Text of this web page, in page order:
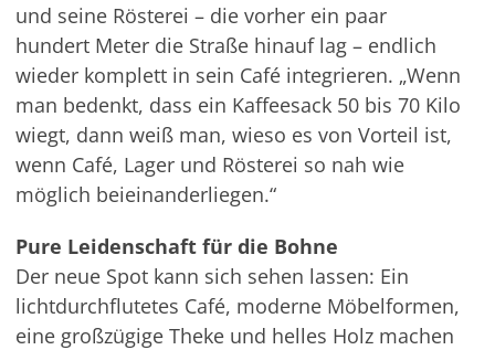
und seine Rösterei – die vorher ein paar
hundert Meter die Straße hinauf lag – endlich
wieder komplett in sein Café integrieren. „Wenn
man bedenkt, dass ein Kaffeesack 50 bis 70 Kilo
wiegt, dann weiß man, wieso es von Vorteil ist,
wenn Café, Lager und Rösterei so nah wie
möglich beieinanderliegen.“
Pure Leidenschaft für die Bohne
Der neue Spot kann sich sehen lassen: Ein
lichtdurchflutetes Café, moderne Möbelformen,
eine großzügige Theke und helles Holz machen